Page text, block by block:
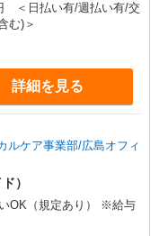
＜日払い有/週払い有/交
む)＞
詳細を見る
ケア事業部/広島オフィ
）
（規定あり） ※給与